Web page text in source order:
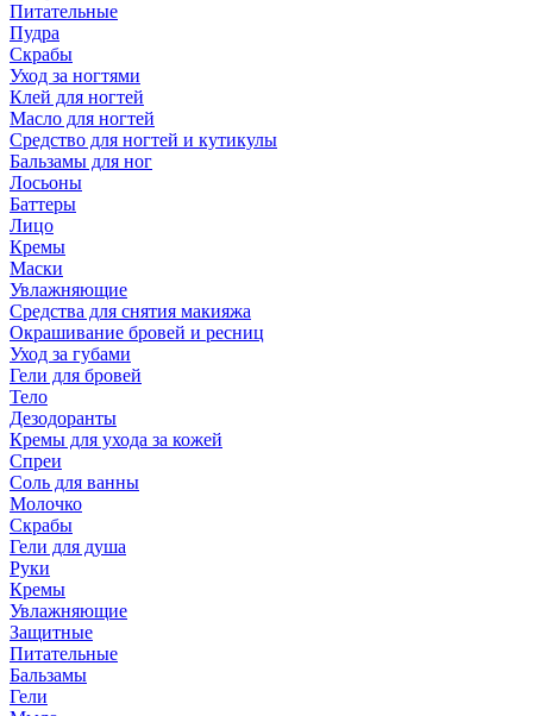
Питательные
Пудра
Скрабы
Уход за ногтями
Клей для ногтей
Масло для ногтей
Средство для ногтей и кутикулы
Бальзамы для ног
Лосьоны
Баттеры
Лицо
Кремы
Маски
Увлажняющие
Средства для снятия макияжа
Окрашивание бровей и ресниц
Уход за губами
Гели для бровей
Тело
Дезодоранты
Кремы для ухода за кожей
Спреи
Соль для ванны
Молочко
Скрабы
Гели для душа
Руки
Кремы
Увлажняющие
Защитные
Питательные
Бальзамы
Гели